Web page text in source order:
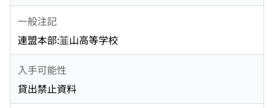
一般注記
連盟本部:韮山高等学校
入手可能性
貸出禁止資料